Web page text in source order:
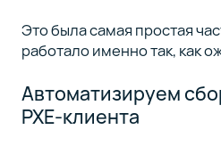
Это была самая простая
работало именно так, как
Автоматизируем
PXE-клиента